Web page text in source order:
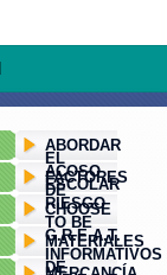
ABORDAR
EL
ACOSO
ESCOLAR
FACTORES
DE
RIESGO
CHOOSE
TO BE
G.R.E.A.T.
MATERIALES
INFORMATIVOS
DE